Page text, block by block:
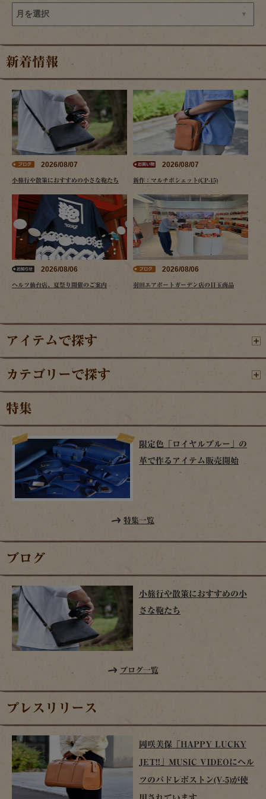
新着情報
2026/08/07
小旅行や散策におすすめの小さな鞄たち
2026/08/07
新作：マルチポシェット(CP-15)
2026/08/06
ヘルツ仙台店、夏祭り開催のご案内
2026/08/06
羽田エアポートガーデン店の目玉商品
アイテムで探す
カテゴリーで探す
特集
限定色「ロイヤルブルー」の
革で作るアイテム販売開始
特集一覧
ブログ
小旅行や散策におすすめの小
さな鞄たち
ブログ一覧
プレスリリース
岡咲美保「HAPPY LUCKY
JET!!」MUSIC VIDEOにヘル
ツのパドレボストン(V-5)が使